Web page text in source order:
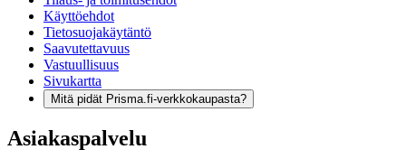
Käyttöehdot
Tietosuojakäytäntö
Saavutettavuus
Vastuullisuus
Sivukartta
Mitä pidät Prisma.fi-verkkokaupasta?
Asiakaspalvelu